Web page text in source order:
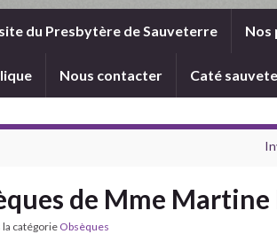
du Presbytère de Sauveterre Nos
Nous contacter Caté
de Mme Martine
la catégorieObsèques